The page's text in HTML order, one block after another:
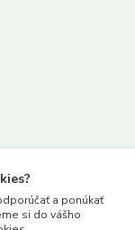
a ponúkať
si do vášho